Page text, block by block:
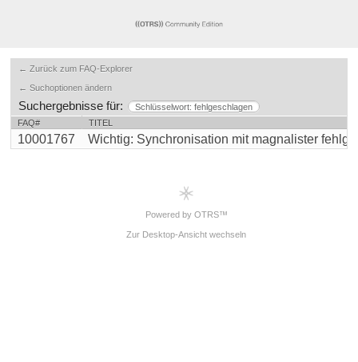
← Zurück zum FAQ-Explorer
← Suchoptionen ändern
Suchergebnisse für:
Schlüsselwort: fehlgeschlagen
FAQ#
TITEL
10001767 Wichtig: Synchronisation mit magnalister
Powered by OTRS™
Zur Desktop-Ansicht wechseln